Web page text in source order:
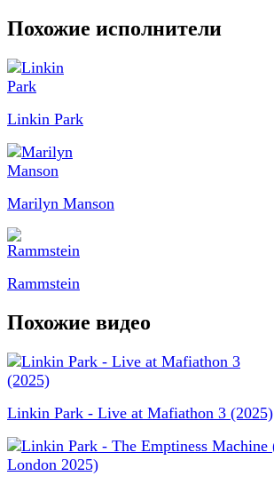
Похожие исполнители
Linkin Park
Marilyn Manson
Rammstein
Похожие видео
Linkin Park - Live at Mafiathon 3 (2025)